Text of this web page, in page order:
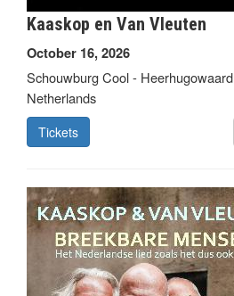
Kaaskop en Van Vleuten
October 16, 2026
Schouwburg Cool - Heerhugowaard
Netherlands
Tickets